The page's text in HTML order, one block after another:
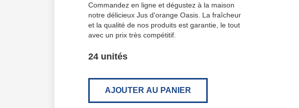
Commandez en ligne et dégustez à la maison
notre délicieux Jus d'orange Oasis. La fraîcheur
et la qualité de nos produits est garantie, le tout
avec un prix très compétitif.
24 unités
AJOUTER AU PANIER